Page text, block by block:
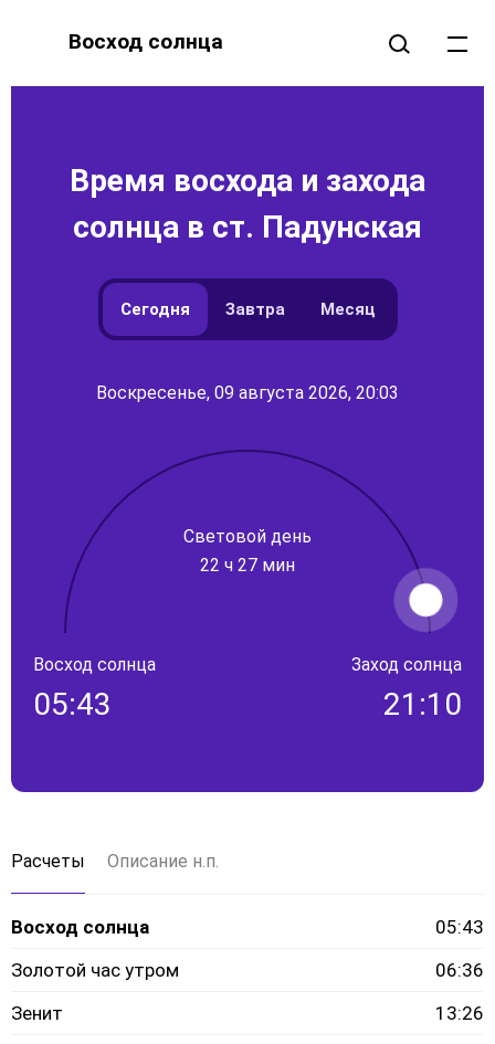
Восход солнца
Время восхода и захода
солнца в ст. Падунская
Сегодня Завтра Месяц
Воскресенье, 09 августа 2026, 20:03
Световой день
22 ч 27 мин
Восход солнца
05:43
Заход солнца
21:10
Расчеты Описание н.п.
Восход солнца
05:43
Золотой час утром
06:36
Зенит
13:26